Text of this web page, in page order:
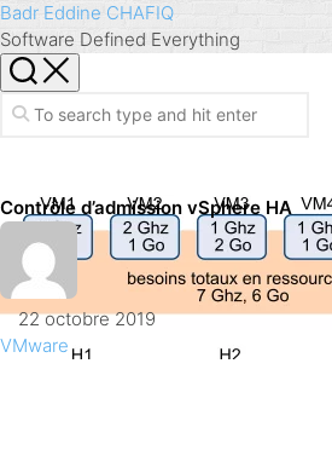
Skip
to
content
Badr Eddine CHAFIQ
Software Defined Everything
Contrôle d’admission vSphere HA
22 octobre 2019
VMware